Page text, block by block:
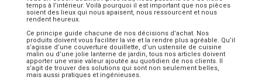
temps à l’intérieur. Voilà pourquoi il est important que nos pièces
soient des lieux qui nous apaisent, nous ressourcent et nous
rendent heureux.
Ce principe guide chacune de nos décisions d’achat. Nos
produits doivent vous faciliter la vie et la rendre plus agréable. Qu’il
s’agisse d’une couverture douillette, d’un ustensile de cuisine
malin ou d’une jolie lanterne de jardin, tous nos articles doivent
apporter une vraie valeur ajoutée au quotidien de nos clients. Il
s’agit de trouver des solutions qui sont non seulement belles,
mais aussi pratiques et ingénieuses.